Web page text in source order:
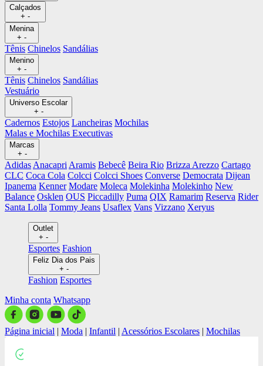
Calçados
+ -
Menina
+ -
Tênis Chinelos Sandálias
Menino
+ -
Tênis Chinelos Sandálias
Vestuário
Universo Escolar
+ -
Cadernos Estojos Lancheiras Mochilas
Malas e Mochilas Executivas
Marcas
+ -
Adidas Anacapri Aramis Bebecê Beira Rio Brizza Arezzo Cartago
CLC Coca Cola Colcci Colcci Shoes Converse Democrata Dijean
Ipanema Kenner Modare Moleca Molekinha Molekinho New
Balance Osklen OUS Piccadilly Puma QIX Ramarim Reserva Rider
Santa Lolla Tommy Jeans Usaflex Vans Vizzano Xeryus
Outlet
+ -
Esportes Fashion
Feliz Dia dos Pais
+ -
Fashion Esportes
Minha conta Whatsapp
Página inicial | Moda | Infantil | Acessórios Escolares | Mochilas